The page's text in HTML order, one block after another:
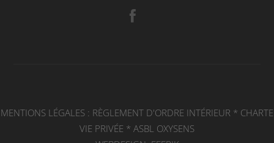
MENTIONS LÉGALES : RÈGLEMENT D'ORDRE INTÉRIEUR * CHARTE
VIE PRIVÉE * ASBL OXYSENS